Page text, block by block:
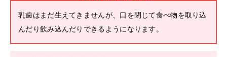
乳歯はまだ生えてきませんが、口を閉じて食べ物を取り込
んだり飲み込んだりできるようになります。